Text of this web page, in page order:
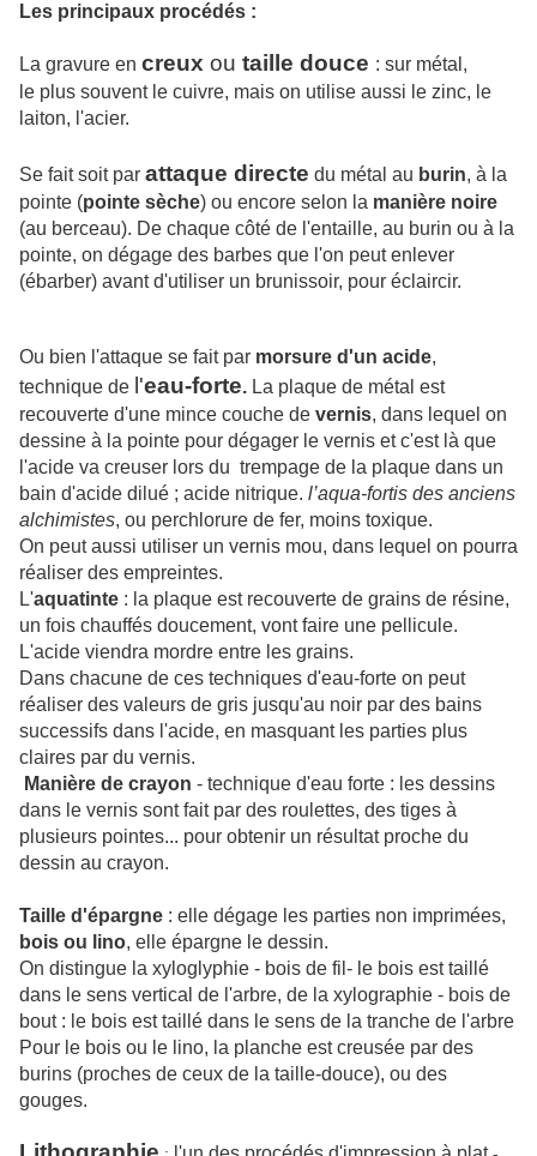
Les principaux procédés :
La gravure en creux ou taille douce : sur métal,
le plus souvent le cuivre, mais on utilise aussi le zinc, le
laiton, l'acier.
Se fait soit par attaque directe du métal au burin, à la
pointe (pointe sèche) ou encore selon la manière noire
(au berceau). De chaque côté de l'entaille, au burin ou à la
pointe, on dégage des barbes que l'on peut enlever
(ébarber) avant d'utiliser un brunissoir, pour éclaircir.
Ou bien l'attaque se fait par morsure d'un acide,
technique de l'eau-forte. La plaque de métal est
recouverte d'une mince couche de vernis, dans lequel on
dessine à la pointe pour dégager le vernis et c'est là que
l'acide va creuser lors du trempage de la plaque dans un
bain d'acide dilué ; acide nitrique. l’aqua-fortis des anciens
alchimistes, ou perchlorure de fer, moins toxique.
On peut aussi utiliser un vernis mou, dans lequel on pourra
réaliser des empreintes.
L'aquatinte : la plaque est recouverte de grains de résine,
un fois chauffés doucement, vont faire une pellicule.
L'acide viendra mordre entre les grains.
Dans chacune de ces techniques d'eau-forte on peut
réaliser des valeurs de gris jusqu'au noir par des bains
successifs dans l'acide, en masquant les parties plus
claires par du vernis.
Manière de crayon - technique d'eau forte : les dessins
dans le vernis sont fait par des roulettes, des tiges à
plusieurs pointes... pour obtenir un résultat proche du
dessin au crayon.
Taille d'épargne : elle dégage les parties non imprimées,
bois ou lino, elle épargne le dessin.
On distingue la xyloglyphie - bois de fil- le bois est taillé
dans le sens vertical de l'arbre, de la xylographie - bois de
bout : le bois est taillé dans le sens de la tranche de l'arbre
Pour le bois ou le lino, la planche est creusée par des
burins (proches de ceux de la taille-douce), ou des
gouges.